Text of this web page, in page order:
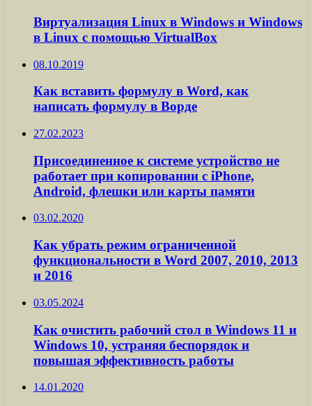
Виртуализация Linux в Windows и Windows
в Linux с помощью VirtualBox
08.10.2019
Как вставить формулу в Word, как
написать формулу в Ворде
27.02.2023
Присоединенное к системе устройство не
работает при копировании с iPhone,
Android, флешки или карты памяти
03.02.2020
Как убрать режим ограниченной
функциональности в Word 2007, 2010, 2013
и 2016
03.05.2024
Как очистить рабочий стол в Windows 11 и
Windows 10, устраняя беспорядок и
повышая эффективность работы
14.01.2020